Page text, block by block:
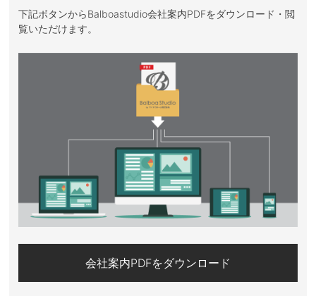
下記ボタンからBalboastudio会社案内PDFをダウンロード・閲
覧いただけます。
会社案内PDFをダウンロード